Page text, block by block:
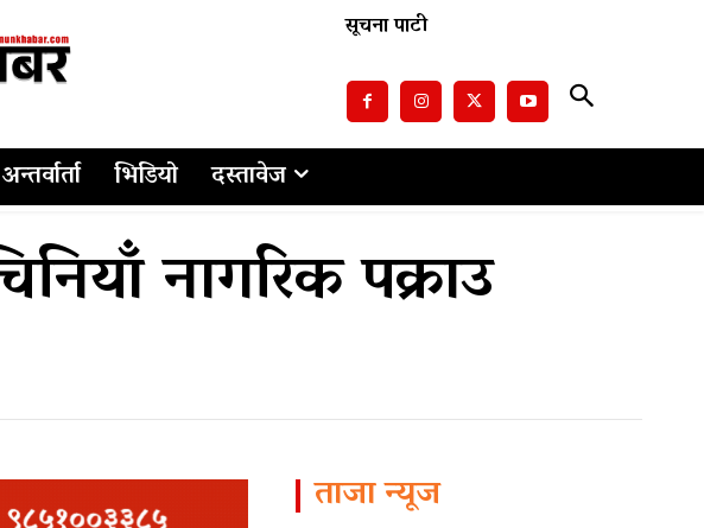
सूचना पाटी
अन्तर्वार्ता भिडियो दस्तावेज
नागरिक पक्राउ
ताजा न्यूज